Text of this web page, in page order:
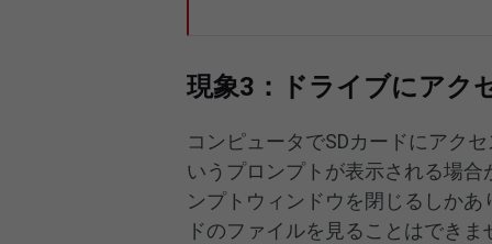
現象3：ドライブにアク
コンピュータでSDカードにアク
いうプロンプトが表示される場
ンプトウィンドウを閉じるしか
ドのファイルを見ることはできま